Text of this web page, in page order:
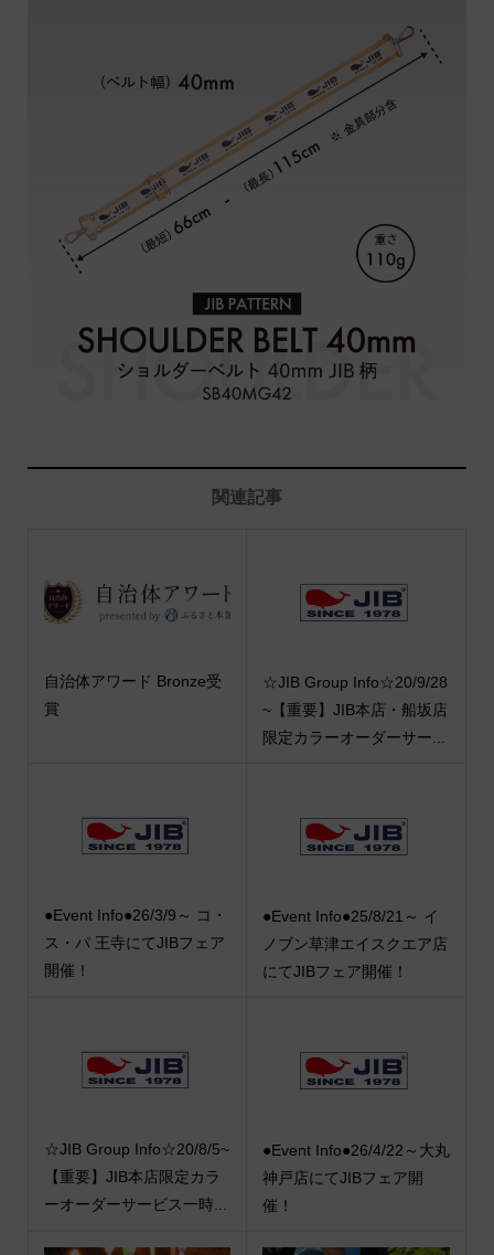
関連記事
自治体アワード Bronze受
賞
☆JIB Group Info☆20/9/28
~【重要】JIB本店・船坂店
限定カラーオーダーサー...
●Event Info●26/3/9～ コ・
ス・パ 王寺にてJIBフェア
開催！
●Event Info●25/8/21～ イ
ノブン草津エイスクエア店
にてJIBフェア開催！
☆JIB Group Info☆20/8/5~
【重要】JIB本店限定カラ
ーオーダーサービス一時...
●Event Info●26/4/22～大丸
神戸店にてJIBフェア開
催！